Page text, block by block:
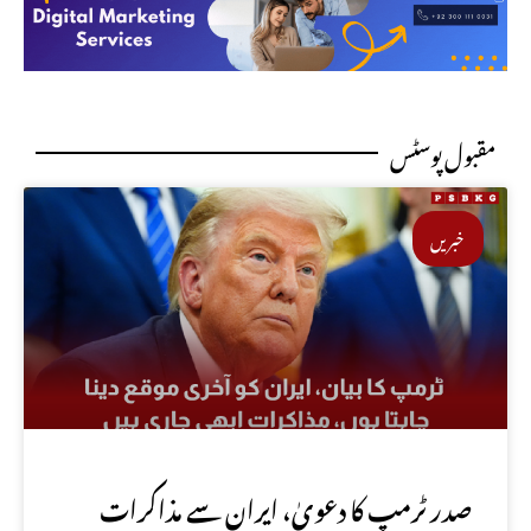
مقبول پوسٹس
خبریں
صدر ٹرمپ کا دعویٰ، ایران سے مذاکرات